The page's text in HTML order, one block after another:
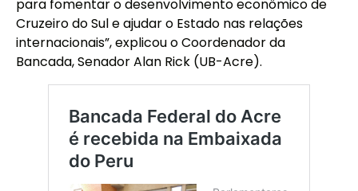
para fomentar o desenvolvimento econômico de
Cruzeiro do Sul e ajudar o Estado nas relações
internacionais”, explicou o Coordenador da
Bancada, Senador Alan Rick (UB-Acre).